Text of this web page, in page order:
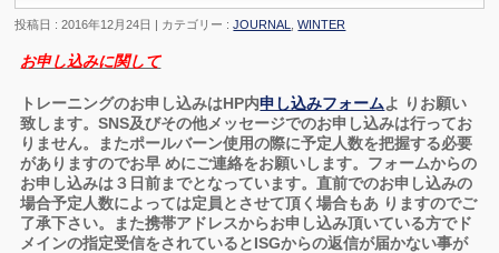
投稿日 : 2016年12月24日 | カテゴリー :JOURNAL ,WINTER
お申し込みに関して
トレーニングのお申し込みはHP内申し込みフォームよ りお願い
致します。SNS及びその他メッセージでのお申し込みは行ってお
りません。またポールバーン使用の際に予定人数を把握する必要
がありますのでお早 めにご連絡をお願いします。フォームからの
お申し込みは３日前までとなっています。直前でのお申し込みの
場合予定人数によっては定員とさせて頂く場合もあ りますのでご
了承下さい。また携帯アドレスからお申し込み頂いている方でド
メインの指定受信をされているとISGからの返信が届かない事が